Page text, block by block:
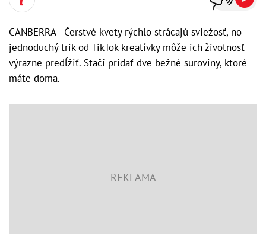
CANBERRA - Čerstvé kvety rýchlo strácajú sviežosť, no
jednoduchý trik od TikTok kreatívky môže ich životnosť
výrazne predĺžiť. Stačí pridať dve bežné suroviny, ktoré
máte doma.